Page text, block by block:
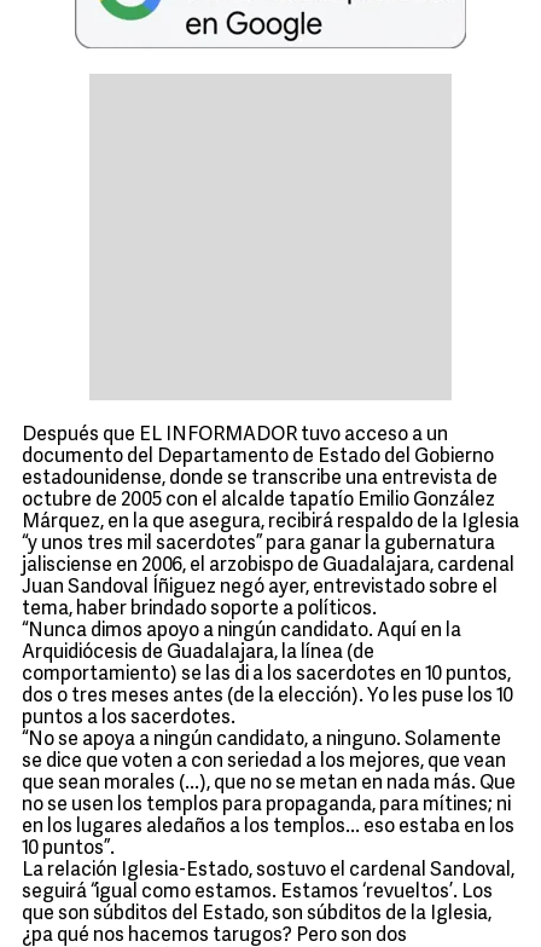
Después que EL INFORMADOR tuvo acceso a un
documento del Departamento de Estado del Gobierno
estadounidense, donde se transcribe una entrevista de
octubre de 2005 con el alcalde tapatío Emilio González
Márquez, en la que asegura, recibirá respaldo de la Iglesia
“y unos tres mil sacerdotes” para ganar la gubernatura
jalisciense en 2006, el arzobispo de Guadalajara, cardenal
Juan Sandoval Íñiguez negó ayer, entrevistado sobre el
tema, haber brindado soporte a políticos.
“Nunca dimos apoyo a ningún candidato. Aquí en la
Arquidiócesis de Guadalajara, la línea (de
comportamiento) se las di a los sacerdotes en 10 puntos,
dos o tres meses antes (de la elección). Yo les puse los 10
puntos a los sacerdotes.
“No se apoya a ningún candidato, a ninguno. Solamente
se dice que voten a con seriedad a los mejores, que vean
que sean morales (...), que no se metan en nada más. Que
no se usen los templos para propaganda, para mítines; ni
en los lugares aledaños a los templos... eso estaba en los
10 puntos”.
La relación Iglesia-Estado, sostuvo el cardenal Sandoval,
seguirá “igual como estamos. Estamos ‘revueltos’. Los
que son súbditos del Estado, son súbditos de la Iglesia,
¿pa qué nos hacemos tarugos? Pero son dos